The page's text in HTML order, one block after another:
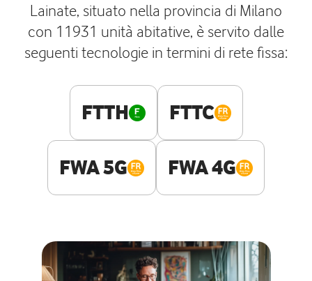
Lainate, situato nella provincia di Milano
con 11931 unità abitative, è servito dalle
seguenti tecnologie in termini di rete fissa:
FTTH FTTC
FWA 5G FWA 4G